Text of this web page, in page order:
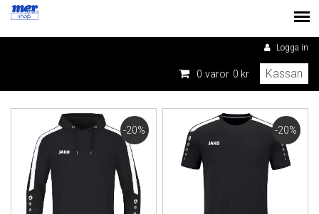
Logga in
0 varor 0 kr Kassan
-20% -20%